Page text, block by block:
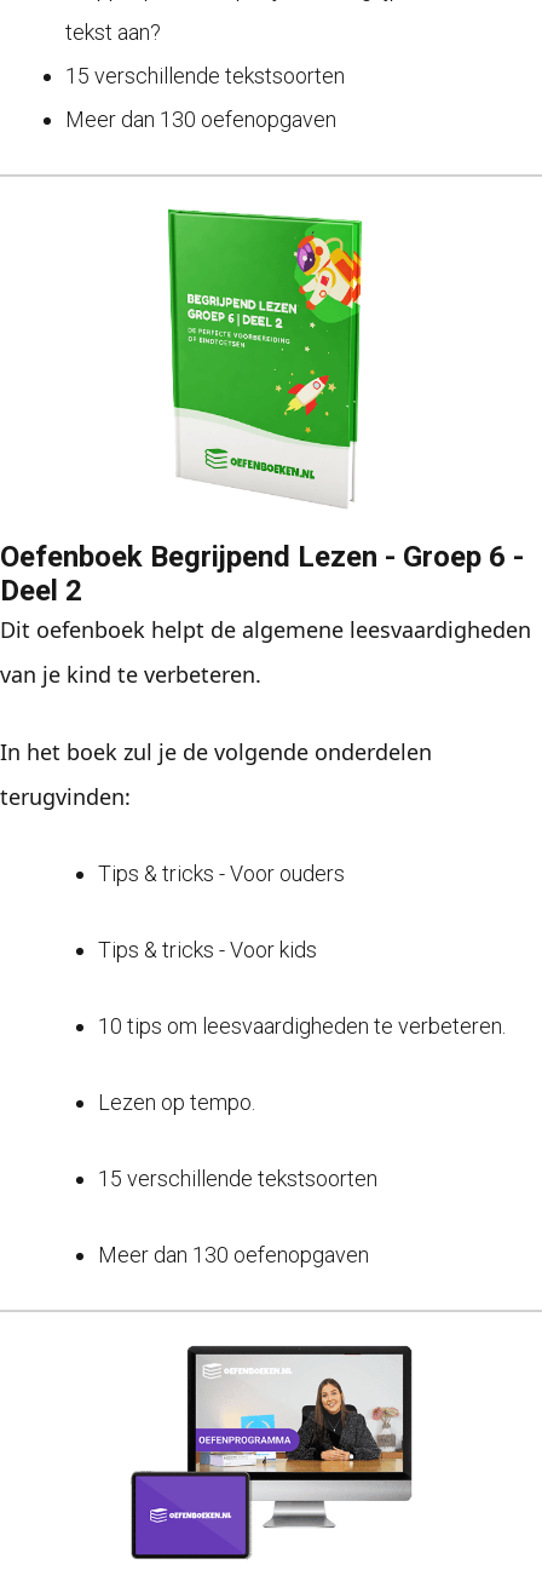
tekst aan?
15 verschillende tekstsoorten
Meer dan 130 oefenopgaven
Oefenboek Begrijpend Lezen - Groep 6 -
Deel 2
Dit oefenboek helpt de algemene leesvaardigheden
van je kind te verbeteren.
In het boek zul je de volgende onderdelen
terugvinden:
Tips & tricks - Voor ouders
Tips & tricks - Voor kids
10 tips om leesvaardigheden te verbeteren.
Lezen op tempo.
15 verschillende tekstsoorten
Meer dan 130 oefenopgaven